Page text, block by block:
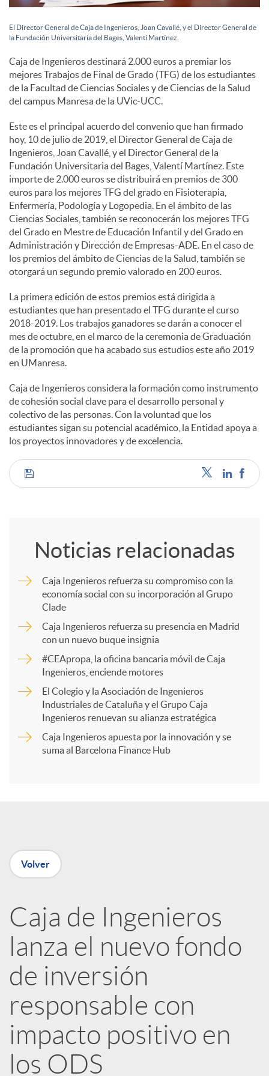
s
El Director General de Caja de Ingenieros, Joan Cavallé, y el Director General de
la Fundación Universitaria del Bages, Valentí Martínez.
Caja de Ingenieros destinará 2.000 euros a premiar los
mejores Trabajos de Final de Grado (TFG) de los estudiantes
de la Facultad de Ciencias Sociales y de Ciencias de la Salud
del campus Manresa de la UVic-UCC.
Este es el principal acuerdo del convenio que han firmado
hoy, 10 de julio de 2019, el Director General de Caja de
Ingenieros, Joan Cavallé, y el Director General de la
Fundación Universitaria del Bages, Valentí Martínez. Este
importe de 2.000 euros se distribuirá en premios de 300
euros para los mejores TFG del grado en Fisioterapia,
Enfermería, Podología y Logopedia. En el ámbito de las
Ciencias Sociales, también se reconocerán los mejores TFG
del Grado en Mestre de Educación Infantil y del Grado en
Administración y Dirección de Empresas-ADE. En el caso de
los premios del ámbito de Ciencias de la Salud, también se
otorgará un segundo premio valorado en 200 euros.
La primera edición de estos premios está dirigida a
estudiantes que han presentado el TFG durante el curso
2018-2019. Los trabajos ganadores se darán a conocer el
mes de octubre, en el marco de la ceremonia de Graduación
de la promoción que ha acabado sus estudios este año 2019
en UManresa.
Caja de Ingenieros considera la formación como instrumento
de cohesión social clave para el desarrollo personal y
colectivo de las personas. Con la voluntad que los
estudiantes sigan su potencial académico, la Entidad apoya a
los proyectos innovadores y de excelencia.
C
r
n
R
e
d
e
s
Noticias relacionadas
Caja Ingenieros refuerza su compromiso con la
economía social con su incorporación al Grupo
Clade
Caja Ingenieros refuerza su presencia en Madrid
con un nuevo buque insignia
#CEApropa, la oficina bancaria móvil de Caja
Ingenieros, enciende motores
El Colegio y la Asociación de Ingenieros
Industriales de Cataluña y el Grupo Caja
Ingenieros renuevan su alianza estratégica
Caja Ingenieros apuesta por la innovación y se
suma al Barcelona Finance Hub
Volver
Caja de Ingenieros
lanza el nuevo fondo
de inversión
responsable con
impacto positivo en
los ODS